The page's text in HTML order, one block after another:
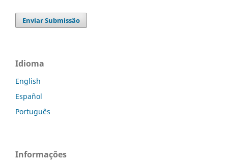
Enviar Submissão
Idioma
English
Español
Português
Informações